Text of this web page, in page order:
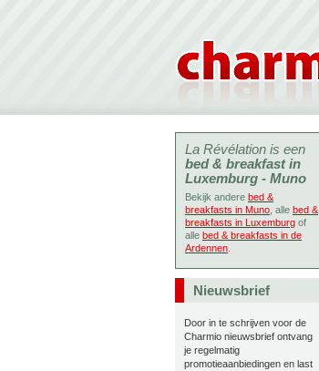
La Révélation is een
bed & breakfast in
Luxemburg - Muno
Bekijk andere bed &
breakfasts in Muno , alle bed &
breakfasts in Luxemburg of
alle bed & breakfasts in de
Ardennen
Nieuwsbrief
Door in te schrijven voor de
Charmio nieuwsbrief ontvang
je regelmatig
promotieaanbiedingen en last